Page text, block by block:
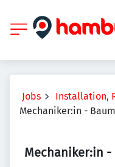
Jobs
Installation,
Mechaniker:in -
Mechaniker:in -